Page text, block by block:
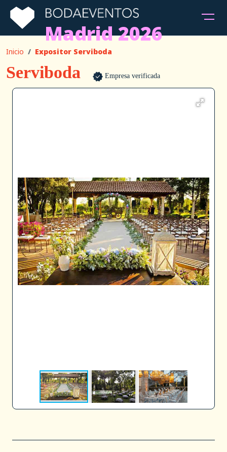
Madrid 2026
Inicio Expositor Serviboda
Serviboda Empresa verificada